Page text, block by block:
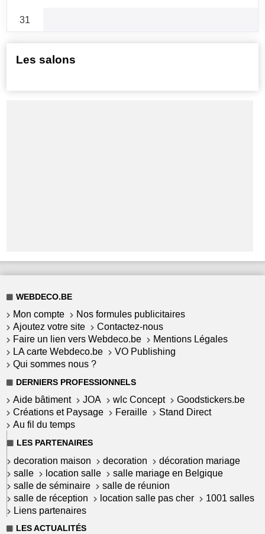
31
Les salons
WEBDECO.BE
Mon compte
Nos formules publicitaires
Ajoutez votre site
Contactez-nous
Faire un lien vers Webdeco.be
Mentions Légales
LA carte Webdeco.be
VO Publishing
Qui sommes nous ?
DERNIERS PROFESSIONNELS
Aide bâtiment JOA wlc Concept
Goodstickers.be
Créations et Paysage
Feraille
Stand Direct
Au fil du temps
LES PARTENAIRES
decoration maison decoration
décoration mariage
salle
location salle
salle mariage en Belgique
salle de séminaire
salle de réunion
salle de réception
location salle pas cher
1001 salles
Liens partenaires
LES ACTUALITÉS